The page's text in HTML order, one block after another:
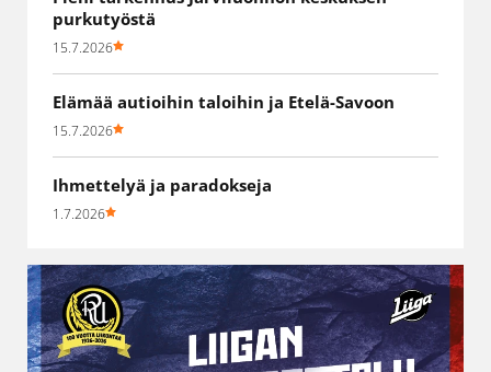
purkutyöstä
15.7.2026
Elämää autioihin taloihin ja Etelä-Savoon
15.7.2026
Ihmettelyä ja paradokseja
1.7.2026